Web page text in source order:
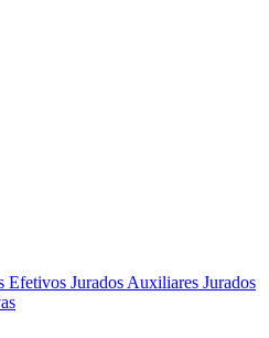
Efetivos Jurados Auxiliares Jurados